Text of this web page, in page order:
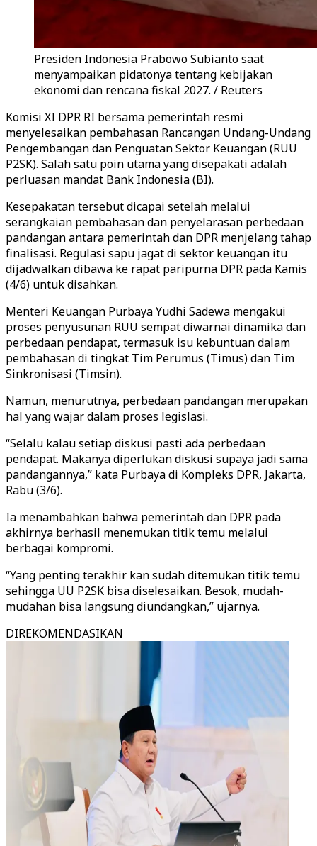
Presiden Indonesia Prabowo Subianto saat
menyampaikan pidatonya tentang kebijakan
ekonomi dan rencana fiskal 2027. / Reuters
Komisi XI DPR RI bersama pemerintah resmi
menyelesaikan pembahasan Rancangan Undang-Undang
Pengembangan dan Penguatan Sektor Keuangan (RUU
P2SK). Salah satu poin utama yang disepakati adalah
perluasan mandat Bank Indonesia (BI).
Kesepakatan tersebut dicapai setelah melalui
serangkaian pembahasan dan penyelarasan perbedaan
pandangan antara pemerintah dan DPR menjelang tahap
finalisasi. Regulasi sapu jagat di sektor keuangan itu
dijadwalkan dibawa ke rapat paripurna DPR pada Kamis
(4/6) untuk disahkan.
Menteri Keuangan Purbaya Yudhi Sadewa mengakui
proses penyusunan RUU sempat diwarnai dinamika dan
perbedaan pendapat, termasuk isu kebuntuan dalam
pembahasan di tingkat Tim Perumus (Timus) dan Tim
Sinkronisasi (Timsin).
Namun, menurutnya, perbedaan pandangan merupakan
hal yang wajar dalam proses legislasi.
“Selalu kalau setiap diskusi pasti ada perbedaan
pendapat. Makanya diperlukan diskusi supaya jadi sama
pandangannya,” kata Purbaya di Kompleks DPR, Jakarta,
Rabu (3/6).
Ia menambahkan bahwa pemerintah dan DPR pada
akhirnya berhasil menemukan titik temu melalui
berbagai kompromi.
“Yang penting terakhir kan sudah ditemukan titik temu
sehingga UU P2SK bisa diselesaikan. Besok, mudah-
mudahan bisa langsung diundangkan,” ujarnya.
DIREKOMENDASIKAN